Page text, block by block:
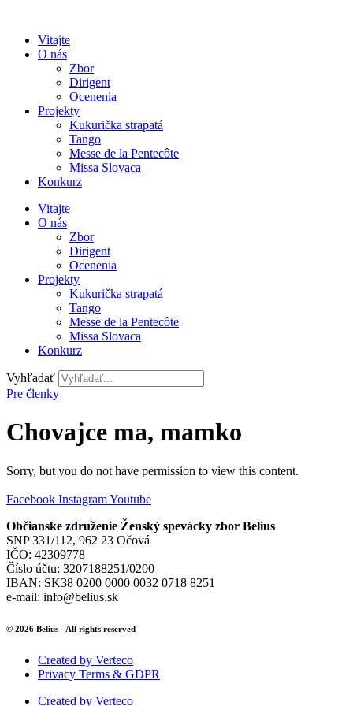
obsah
Vitajte
O nás
Zbor
Dirigent
Ocenenia
Projekty
Kukurička strapatá
Tango
Messe de la Pentecôte
Missa Slovaca
Konkurz
Vitajte
O nás
Zbor
Dirigent
Ocenenia
Projekty
Kukurička strapatá
Tango
Messe de la Pentecôte
Missa Slovaca
Konkurz
Vyhľadať
Pre členky
Chovajce ma, mamko
Sorry, but you do not have permission to view this content.
Facebook InstagramYoutube
Občianske združenie Ženský spevácky zbor Belius
SNP 331/112, 962 23 Očová
IČO: 42309778
Číslo účtu: 3207188251/0200
IBAN: SK38 0200 0000 0032 0718 8251
e-mail: info@belius.sk
© 2026 Belius - All rights reserved
Created by Verteco
Privacy Terms & GDPR
Created by Verteco